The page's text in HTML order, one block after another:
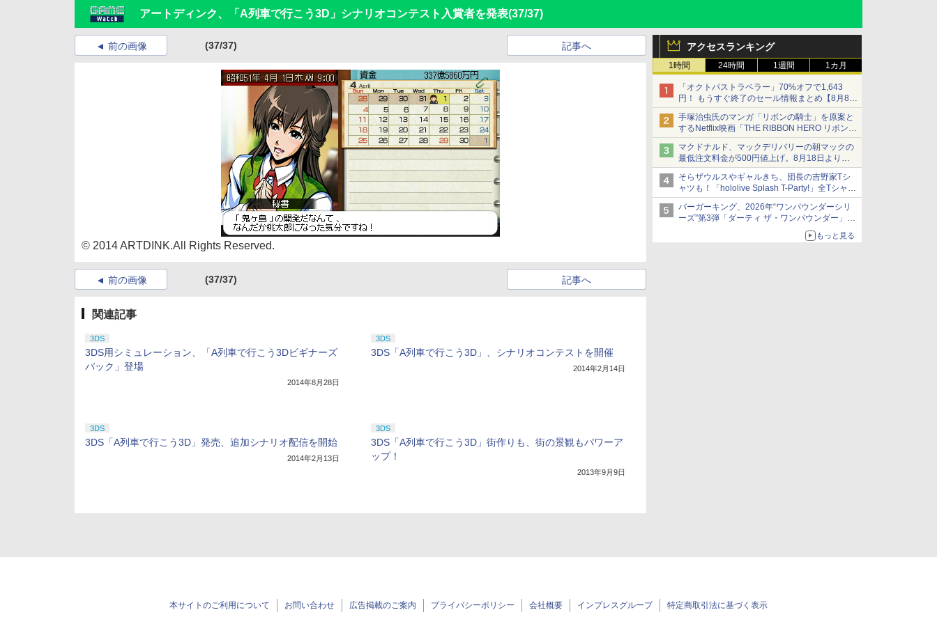
アートディンク、「A列車で行こう3D」シナリオコンテスト入賞者を発表(37/37)
アクセスランキング
1時間 24時間 1週間 1カ月
「オクトパストラベラー」70%オフで1,643
円！ もうすぐ終了のセール情報まとめ【8月8日
更新】
ニンテンドーeショップでは「大神 絶景版」が
67%オフで990円
手塚治虫氏のマンガ「リボンの騎士」を原案と
するNetflix映画「THE RIBBON HERO リボンヒ
ーロー」本日配信開始
マクドナルド、マックデリバリーの朝マックの
最低注文料金が500円値上げ。8月18日より
1,500円から受付
そらザウルスやギャルきち、団長の吉野家Tシ
ャツも！「hololive Splash T-Party!」全Tシャツ
ラインナップ公開＆オンライン販売開始
バーガーキング、2026年“ワンパウンダーシリ
ーズ”第3弾「ダーティ ザ・ワンパウンダー」を
「特製ガーリックマヨソース」を使用した超大
もっと見る
前の画像 (37/37) 記事へ
© 2014 ARTDINK.All Rights Reserved.
前の画像 (37/37) 記事へ
関連記事
3DS
3DS用シミュレーション、「A列車で行こう3Dビギナーズ
パック」登場
2014年8月28日
3DS
3DS「A列車で行こう3D」、シナリオコンテストを開催
2014年2月14日
3DS
3DS「A列車で行こう3D」発売、追加シナリオ配信を開始
2014年2月13日
3DS
3DS「A列車で行こう3D」街作りも、街の景観もパワーア
ップ！
2013年9月9日
本サイトのご利用について お問い合わせ 広告掲載のご案内 プライバシーポリシー 会社概要 インプレスグループ 特定商取引法に基づく表示